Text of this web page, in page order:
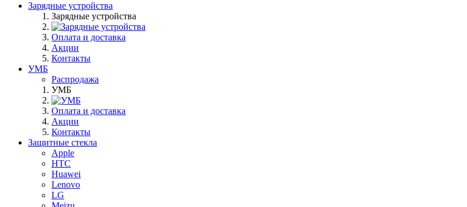
Зарядные устройства
Зарядные устройства
Оплата и доставка
Акции
Контакты
УМБ
Распродажа
УМБ
Оплата и доставка
Акции
Контакты
Защитные стекла
Apple
HTC
Huawei
Lenovo
LG